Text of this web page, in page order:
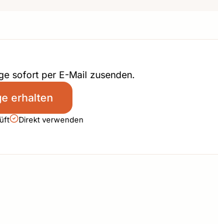
sofort per E-Mail zusenden.
erhalten
Direkt verwenden